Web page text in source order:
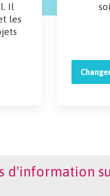
Il
les
d'information